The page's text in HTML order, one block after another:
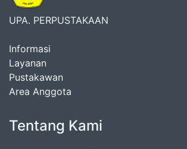
UPA. PERPUSTAKAAN
Informasi
Layanan
Pustakawan
Area Anggota
Tentang Kami